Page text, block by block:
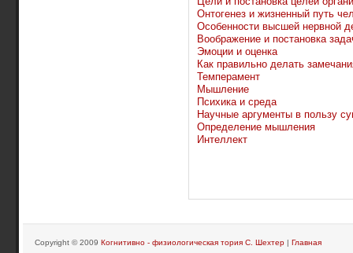
Онтогенез и жизненный путь
Особенности высшей нервной
Воображение и постановка
Эмоции и оценка
Как правильно делать
Темперамент
Мышление
Психика и среда
Научные аргументы в пользу
Определение мышления
Интеллект
Copyright © 2009 Когнитивно - физиологическая тория С. Шехтер | Главная